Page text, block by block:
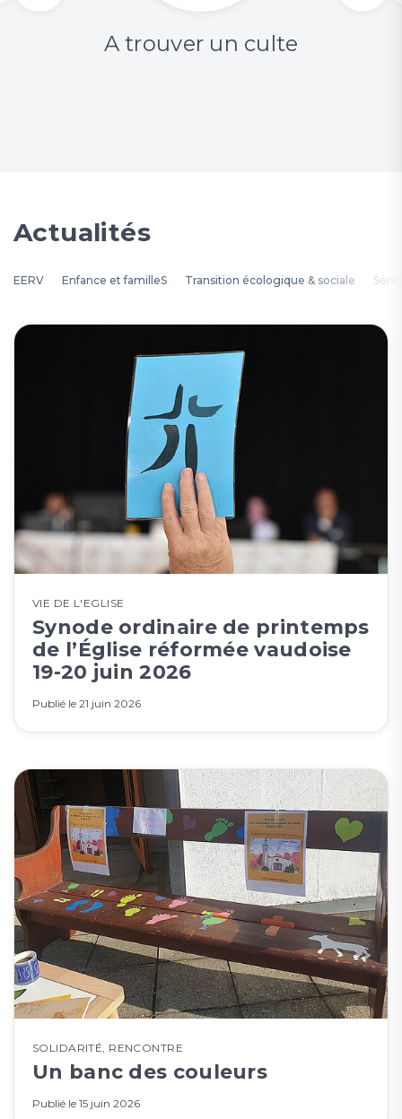
A trouver un culte
Actualités
EERV Enfance et familleS Transition écologique & sociale
VIE DE L'EGLISE
Synode ordinaire de printemps
de l’Église réformée vaudoise
19-20 juin 2026
Publié le 21 juin 2026
SOLIDARITÉ RENCONTRE
Un banc des couleurs
Publié le 15 juin 2026